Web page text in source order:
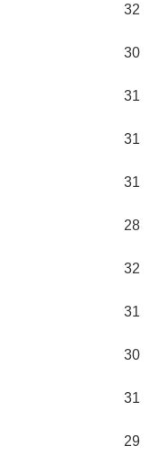
32
30
31
31
31
28
32
31
30
31
29